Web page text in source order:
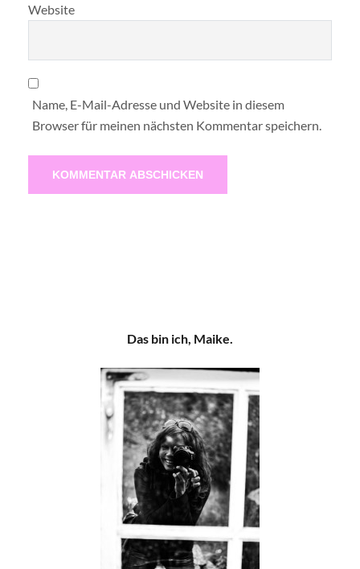
Website
Name, E-Mail-Adresse und Website in diesem
Browser für meinen nächsten Kommentar speichern.
Das bin ich, Maike.